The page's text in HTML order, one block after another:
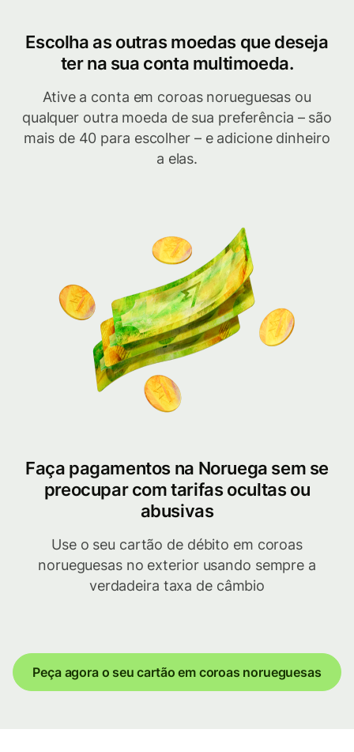
Escolha as outras moedas que deseja
ter na sua conta multimoeda.
Ative a conta em coroas norueguesas ou
qualquer outra moeda de sua preferência – são
mais de 40 para escolher – e adicione dinheiro
a elas.
Faça pagamentos na Noruega sem se
preocupar com tarifas ocultas ou
abusivas
Use o seu cartão de débito em coroas
norueguesas no exterior usando sempre a
verdadeira taxa de câmbio
Peça agora o seu cartão em coroas norueguesas